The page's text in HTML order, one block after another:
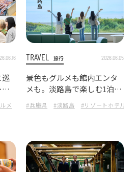
巡
メ #HESTA LIFE #ローカル魅力発見旅 #ザ
TRAVEL 旅行 2026.06.05
景色もグルメも館内エンタ
メも。淡路島で楽しむ1泊2
日の女子旅ホテルステイ
#兵庫県 #淡路島 #リゾートホテル